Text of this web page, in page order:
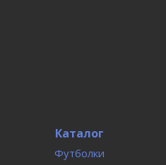
Каталог
Футболки